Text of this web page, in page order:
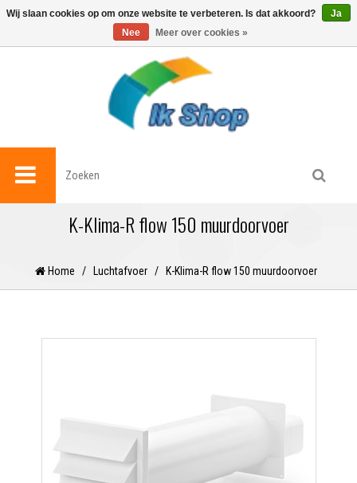
0
K-Klima-R flow 150 muurdoorvoer
Home / Luchtafvoer / K-Klima-R flow 150 muurdoorvoer
Wij slaan cookies op om onze website te verbeteren. Is dat akkoord?
Ja
Nee
Meer over cookies »